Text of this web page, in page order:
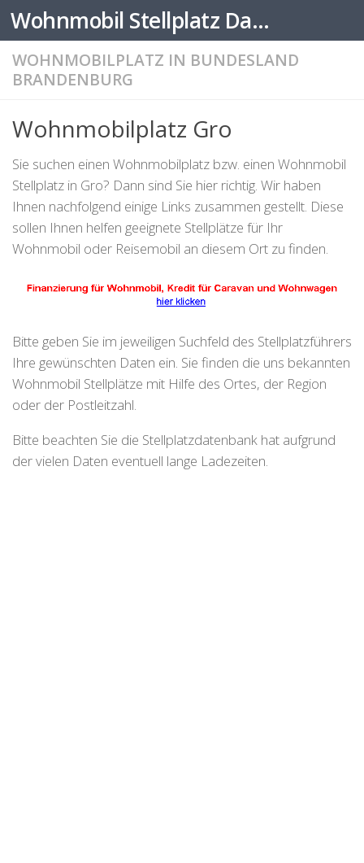
Zum Inhalt springen Wohnmobil Stellplatz Datenbank
WOHNMOBILPLATZ IN BUNDESLAND
BRANDENBURG
Wohnmobilplatz Gro
Sie suchen einen Wohnmobilplatz bzw. einen Wohnmobil
Stellplatz in Gro? Dann sind Sie hier richtig. Wir haben
Ihnen nachfolgend einige Links zusammen gestellt. Diese
sollen Ihnen helfen geeignete Stellplätze für Ihr
Wohnmobil oder Reisemobil an diesem Ort zu finden.
Bitte geben Sie im jeweiligen Suchfeld des Stellplatzführers
Ihre gewünschten Daten ein. Sie finden die uns bekannten
Wohnmobil Stellplätze mit Hilfe des Ortes, der Region
oder der Postleitzahl.
Bitte beachten Sie die Stellplatzdatenbank hat aufgrund
der vielen Daten eventuell lange Ladezeiten.